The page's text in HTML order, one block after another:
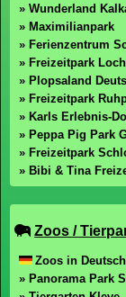
» Wunderland
» Maximilianpark
» Ferienzentrum
» Freizeitpark
» Plopsaland
» Freizeitpark
» Karls Erlebnis-
» Peppa Pig Park
» Freizeitpark
» Bibi & Tina
Zoos /
Zoos in
» Panorama Park